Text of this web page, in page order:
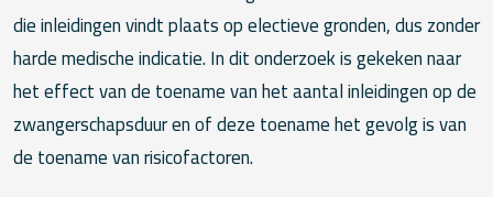
die inleidingen vindt plaats op electieve gronden, dus zonder
harde medische indicatie. In dit onderzoek is gekeken naar
het effect van de toename van het aantal inleidingen op de
zwangerschapsduur en of deze toename het gevolg is van
de toename van risicofactoren.